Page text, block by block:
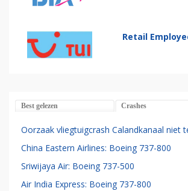
Retail
Best gelezen Crashes
Oorzaak vliegtuigcrash Calandkanaal niet
China Eastern Airlines: Boeing 737-800
Sriwijaya Air: Boeing 737-500
Air India Express: Boeing 737-800